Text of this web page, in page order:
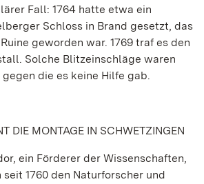
Fall: 1764 hatte etwa ein
Schloss in Brand gesetzt, das
geworden war. 1769 traf es den
Solche Blitzeinschläge waren
die es keine Hilfe gab.
DIE MONTAGE IN SCHWETZINGEN
ein Förderer der Wissenschaften,
1760 den Naturforscher und